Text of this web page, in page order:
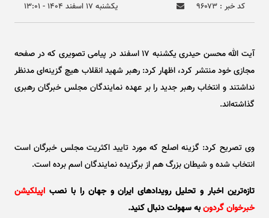
کد خبر : ۹۶۰۷۳
يکشنبه ۱۷ اسفند ۱۴۰۴ - ۱۳:۰۱
آیت الله محسن حیدری یکشنبه ۱۷ اسفند در پیامی تصویری که در صفحه
مجازی خود منتشر کرد، اظهار کرد: رهبر شهید انقلاب هیچ گزینه‌ای مدنظر
نداشتند و انتخاب رهبر جدید را بر عهده نمایندگان مجلس خبرگان رهبری
گذاشته‌اند.
وی تصریح کرد: گزینه اصلح که مورد تایید اکثریت مجلس خبرگان است
انتخاب شده و شیطان بزرگ هم از برگزیده نمایندگان اسم برده است.
تازه‌ترین اخبار و تحلیل‌ رویدادهای ایران و جهان را با نصب اپیلکیشن
خبرخوان گردونبه سهولت دنبال کنید.